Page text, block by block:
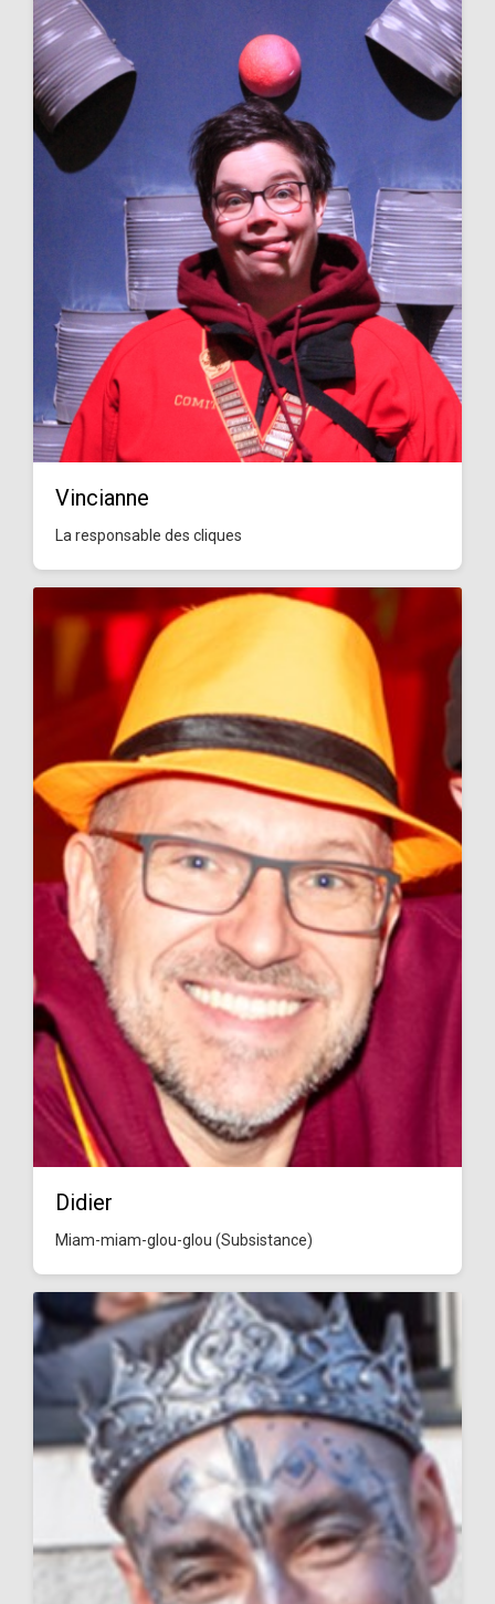
Vincianne
La responsable des cliques
Didier
Miam-miam-glou-glou (Subsistance)